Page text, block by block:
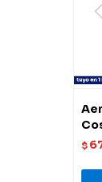
$